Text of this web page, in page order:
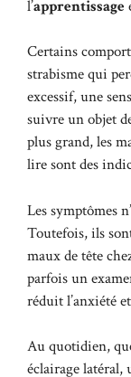
l’apprentissage
Certains
strabisme qui
excessif, une
suivre un objet
plus grand, les
lire sont des
Les symptômes
Toutefois, ils
maux de tête
parfois un
réduit l’anxiété
Au quotidien,
éclairage latéral,